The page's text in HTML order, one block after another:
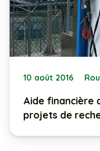
10 août 2016
Aide financière
projets de